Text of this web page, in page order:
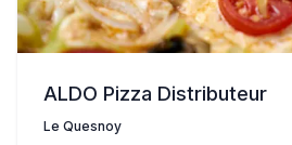
ALDO Pizza Distributeur
Le Quesnoy